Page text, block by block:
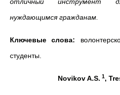
нуждающимся гражданам.
Ключевые слова:
студенты.
NovikovA.S. 1,